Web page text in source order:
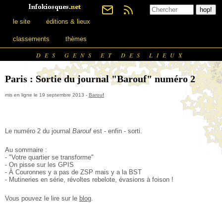
le site éditions & lieux
classements thèmes
DES GENS ET DES LIEUX
Paris : Sortie du journal "Barouf" numéro 2
mis en ligne le 19 septembre 2013 - Barouf
Le numéro 2 du journal Baroufest - enfin - sorti.
Au sommaire :
- "Votre quartier se transforme"
- On pisse sur les GPIS
- À Couronnes y a pas de ZSP mais y a la BST
- Mutineries en série, révoltes rebelote, évasions à foison !
Vous pouvez le lire sur le blog.